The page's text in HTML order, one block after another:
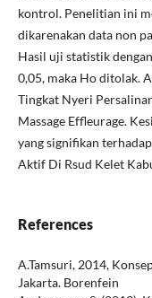
kontrol. Penelitian ini
dikarenakan data non
Hasil uji statistik
0,05, maka Ho ditolak.
Tingkat Nyeri
Massage Effleurage.
yang signifikan
Aktif Di Rsud Kelet
References
A.Tamsuri, 2014,
Jakarta. Borenfein